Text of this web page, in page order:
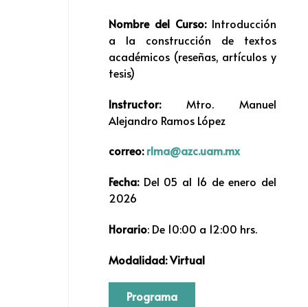
Nombre del Curso: Introducción
a la construcción de textos
académicos (reseñas, artículos y
tesis)
Instructor: Mtro. Manuel
Alejandro Ramos López
correo:rlma@azc.uam.mx
Fecha:Del 05 al 16 de enero del
2026
Horario: De 10:00 a 12:00 hrs.
Modalidad: Virtual
Programa